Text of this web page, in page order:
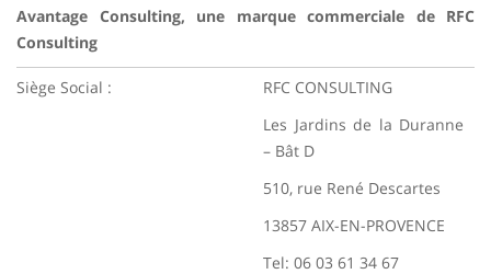
Avantage Consulting, une marque commerciale de RFC
Consulting
Siège Social :
RFC CONSULTING
Les Jardins de la Duranne
– Bât D
510, rue René Descartes
13857 AIX-EN-PROVENCE
Tel: 06 03 61 34 67